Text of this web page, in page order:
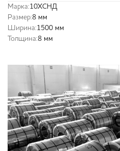
Марка:10ХСНД
Размер:8 мм
Ширина:1500 мм
Толщина:8 мм